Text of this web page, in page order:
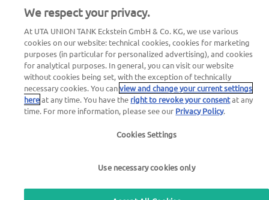
We respect your privacy.
At UTA UNION TANK Eckstein GmbH & Co. KG, we use various
cookies on our website: technical cookies, cookies for marketing
purposes (in particular for personalized advertising), and cookies
for analytical purposes. In general, you can visit our website
without cookies being set, with the exception of technically
necessary cookies. You canview and change your current settings
hereat any time. You have the right to revoke your consentat any
time. For more information, please see our Privacy Policy.
Cookies Settings
Use necessary cookies only